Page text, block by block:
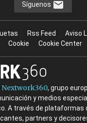
Síguenos
Rss Feed Aviso
Cookie
Cookie Center
Nextwork360, grupo
y medios
A través de plataformas
partners y